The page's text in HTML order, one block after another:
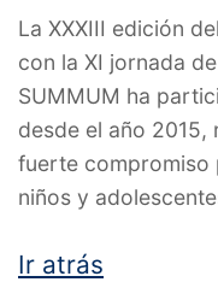
La XXXIII edición
con la XI jornada
SUMMUM ha
desde el año 2015,
fuerte compromiso
niños y
Ir atrás